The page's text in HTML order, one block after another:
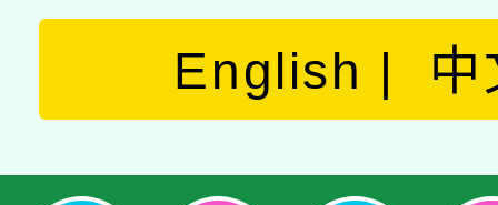
English 中